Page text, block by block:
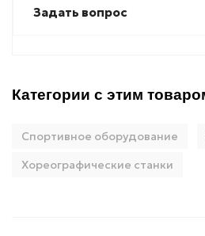
Задать вопрос
Категории с этим
Спортивное оборудование
Хореографические станки